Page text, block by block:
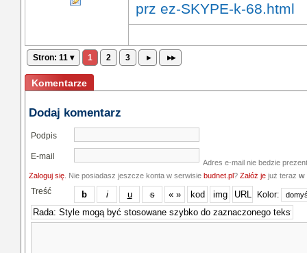
prz ez-SKYPE-k-68.html
Stron: 11 ▾ 1 2 3 ▸ ▸▸
Komentarze
Dodaj komentarz
Podpis
E-mail
Adres e-mail nie bedzie
Zaloguj się . Nie posiadasz jeszcze konta w serwisie budnet.pl? Załóż je już teraz w
Treść Kolor: